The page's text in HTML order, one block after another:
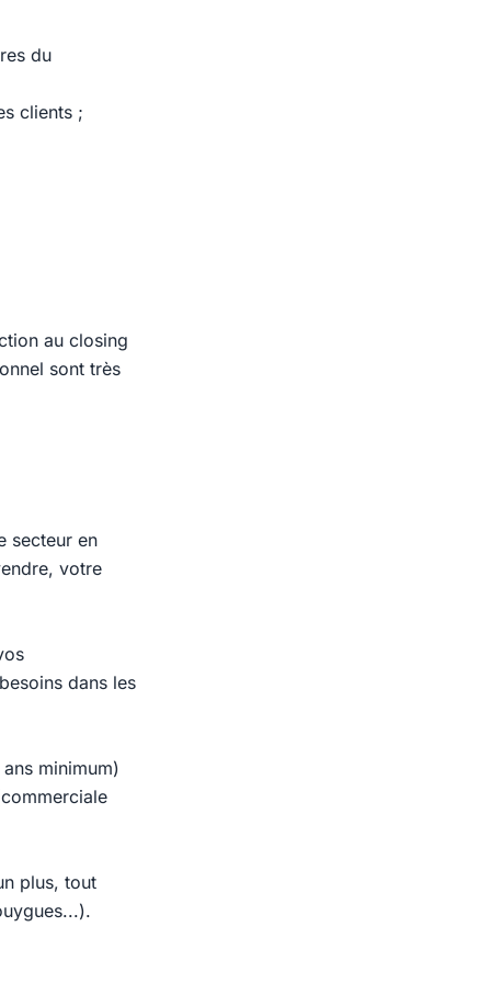
du
clients ;
au closing
sont très
secteur en
votre
dans les
minimum)
plus, tout